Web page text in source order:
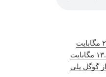
گوگل پلی